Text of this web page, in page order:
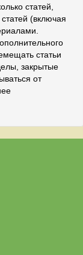
статей,
(включая
статьи
закрытые
от